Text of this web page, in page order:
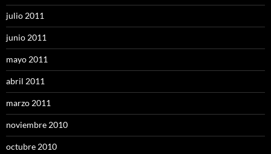
julio 2011
junio 2011
mayo 2011
abril 2011
marzo 2011
noviembre 2010
octubre 2010